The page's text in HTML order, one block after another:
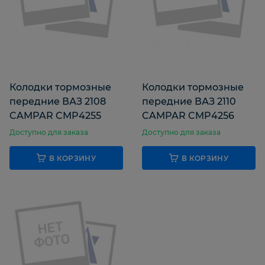
Колодки тормозные
передние ВАЗ 2108
CAMPAR CMP4255
Доступно для заказа
В КОРЗИНУ
Колодки тормозные
передние ВАЗ 2110
CAMPAR CMP4256
Доступно для заказа
В КОРЗИНУ